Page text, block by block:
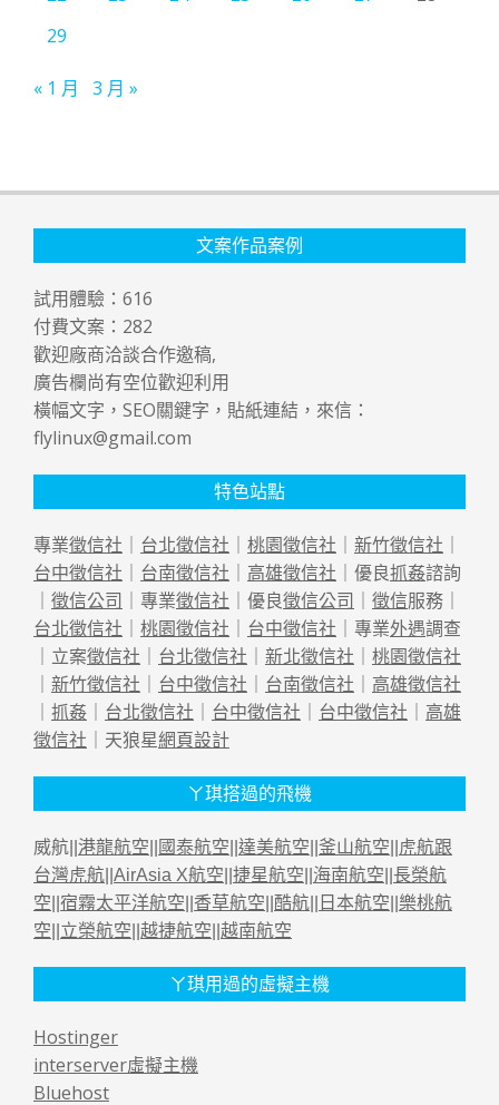
29
« 1 月 3 月 »
文案作品案例
試用體驗： 616
付費文案： 282
歡迎廠商洽談合作邀稿,
廣告欄尚有空位歡迎利用
橫幅文字，SEO關鍵字，貼紙連結，來信：
flylinux@gmail.com
特色站點
專業徵信社 ｜ 台北徵信社 ｜ 桃園徵信社 ｜ 新竹徵信社 ｜
台中徵信社 ｜ 台南徵信社 ｜ 高雄徵信社 ｜優良抓姦諮詢
｜ 徵信公司 ｜專業徵信社 ｜優良徵信公司 ｜ 徵信服務｜
台北徵信社 ｜ 桃園徵信社 ｜ 台中徵信社 ｜專業外遇調查
｜立案徵信社 ｜ 台北徵信社 ｜ 新北徵信社 ｜ 桃園徵信社
｜ 新竹徵信社 ｜ 台中徵信社 ｜ 台南徵信社 ｜ 高雄徵信社
｜ 抓姦 ｜ 台北徵信社 ｜ 台中徵信社 ｜ 台中徵信社 ｜ 高雄
徵信社 ｜天狼星網頁設計
ㄚ琪搭過的飛機
威航|| 港龍航空 國泰航空 達美航空 釜山航空
虎航跟
台灣虎航 AirAsia X航空 捷星航空 海南航空 長榮航
空 宿霧太平洋航空 香草航空 酷航 日本航空 樂桃航
空 立榮航空 越捷航空 越南航空
ㄚ琪用過的虛擬主機
Hostinger
interserver虛擬主機
Bluehost